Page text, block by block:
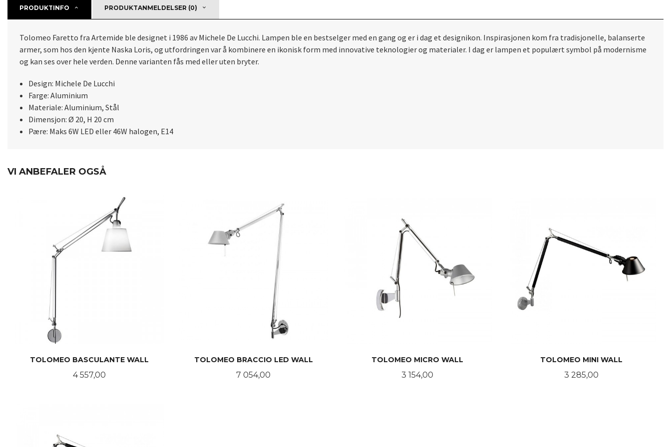
PRODUKTINFO PRODUKTANMELDELSER (0)
Tolomeo Faretto fra Artemide ble designet i 1986 av Michele De Lucchi. Lampen ble en bestselger med en gang og er i dag et designikon. Inspirasjonen kom fra tradisjonelle, balanserte
armer, som hos den kjente Naska Loris, og utfordringen var å kombinere en ikonisk form med innovative teknologier og materialer. I dag er lampen et populært symbol på modernisme
og kan ses over hele verden. Denne varianten fås med eller uten bryter.
Design: Michele De Lucchi
Farge: Aluminium
Materiale: Aluminium, Stål
Dimensjon: Ø 20, H 20 cm
Pære: Maks 6W LED eller 46W halogen, E14
VI ANBEFALER OGSÅ
TOLOMEO BASCULANTE WALL
Pris
4 557,00
TOLOMEO BRACCIO LED WALL
Pris
7 054,00
TOLOMEO MICRO WALL
Pris
3 154,00
TOLOMEO MINI WALL
Pris
3 285,00